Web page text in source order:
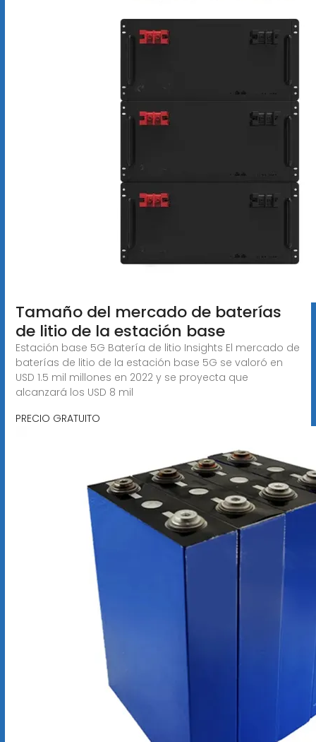
Tamaño del mercado de baterías
de litio de la estación base
Estación base 5G Batería de litio Insights El mercado de
baterías de litio de la estación base 5G se valoró en
USD 1.5 mil millones en 2022 y se proyecta que
alcanzará los USD 8 mil
PRECIO GRATUITO